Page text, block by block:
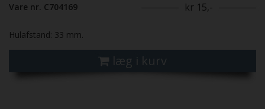
Vare nr. C704169 kr 15,-
Hulafstand: 33 mm.
læg i kurv